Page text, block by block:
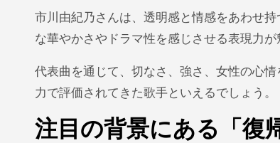
市川由紀乃さんは、透明感と情感をあわせ
な華やかさやドラマ性を感じさせる表現力
代表曲を通じて、切なさ、強さ、女性の心
力で評価されてきた歌手といえるでしょう。
注目の背景にある「復